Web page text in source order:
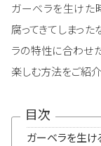
ガーベラを生けた
腐ってきてしまっ
ラの特性に合わせ
楽しむ方法をご紹
目次
ガーベラを生け